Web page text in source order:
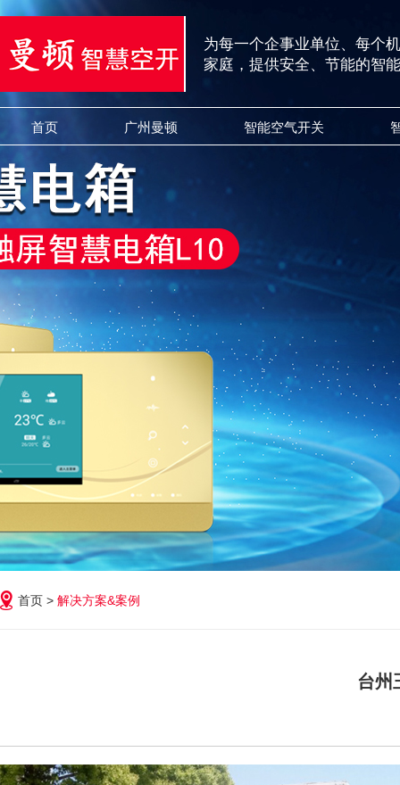
为每一个企事业单位、每个
家庭，提供安全、节能的智
首页 广州曼顿 智能空气开关
首页 > 解决方案&案例
台州